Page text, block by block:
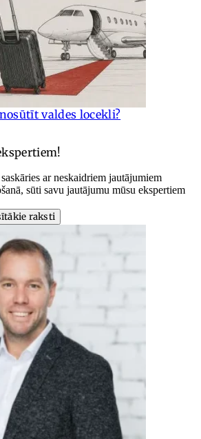
valdes locekli?
ar neskaidriem jautājumiem
sūti savu jautājumu mūsu ekspertiem
raksti